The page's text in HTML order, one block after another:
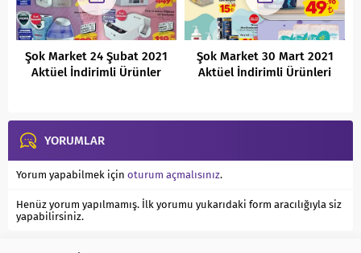
Şok Market 24 Şubat 2021
Aktüel İndirimli Ürünler
Şok Market 30 Mart 2021
Aktüel İndirimli Ürünleri
YORUMLAR
Yorum yapabilmek için oturum açmalısınız.
Henüz yorum yapılmamış. İlk yorumu yukarıdaki form aracılığıyla siz
yapabilirsiniz.